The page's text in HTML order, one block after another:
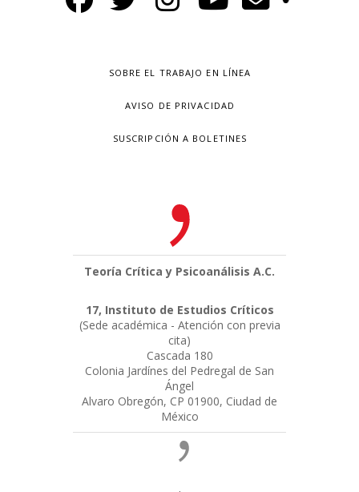
SOBRE EL TRABAJO EN LÍNEA
AVISO DE PRIVACIDAD
SUSCRIPCIÓN A BOLETINES
Teoría Crítica y Psicoanálisis A.C.
17, Instituto de Estudios Críticos
(Sede académica - Atención con previa
cita)
Cascada 180
Colonia Jardínes del Pedregal de San
Ángel
Alvaro Obregón, CP 01900, Ciudad de
México